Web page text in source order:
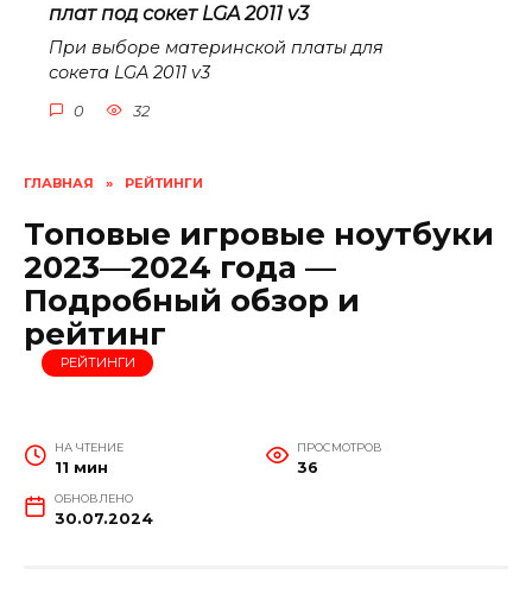
ГЛАВНАЯ » РЕЙТИНГИ
Топовые игровые ноутбуки
2023—2024 года —
Подробный обзор и
рейтинг
РЕЙТИНГИ
НА ЧТЕНИЕ
11 мин
ПРОСМОТРОВ
36
ОБНОВЛЕНО
30.07.2024
плат под сокет LGA 2011 v3
При выборе материнской платы для
сокета LGA 2011 v3
0 32